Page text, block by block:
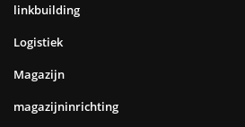
linkbuilding
Logistiek
Magazijn
magazijninrichting